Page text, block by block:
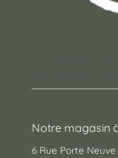
Notre magasin
6 Rue Porte Neuve